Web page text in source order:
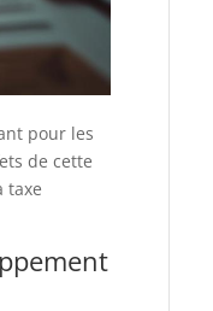
pour les
de cette
taxe